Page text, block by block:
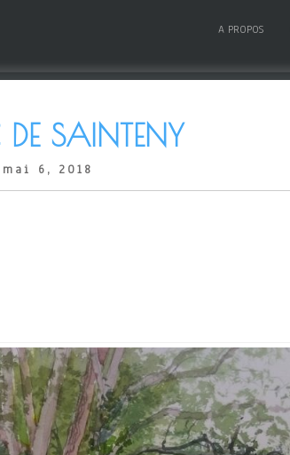
A PROPOS
DE SAINTENY
6, 2018